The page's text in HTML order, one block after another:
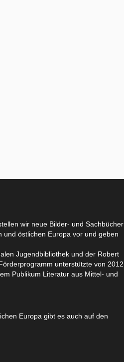
wir neue Bilder- und Sachbücher
östlichen Europa vor und geben
Jugendbibliothek und der Robert
unterstützte von 2012
Publikum Literatur aus Mittel- und
Europa gibt es auch auf den